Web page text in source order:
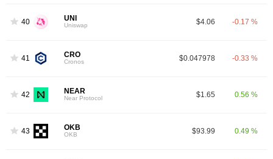
40 UNI
Uniswap $4.06 -0.17 %
41 CRO
Cronos $0.047978 -0.33 %
42 NEAR
Near Protocol $1.65 0.56 %
43 OKB
OKB $93.99 0.49 %